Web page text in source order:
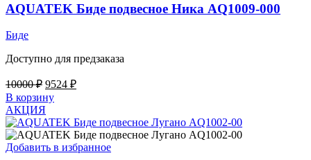
AQUATEK Биде подвесное Ника AQ1009-000
Биде
Доступно для предзаказа
10000₽ Первоначальная
цена
составляла
10000 ₽.
9524 ₽Текущая
В корзину
АКЦИЯ
Добавить в избранное